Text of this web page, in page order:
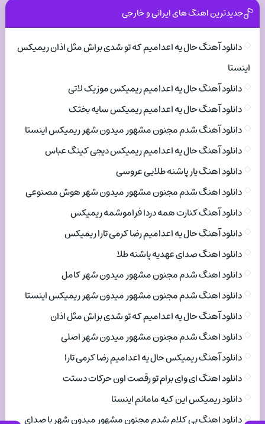
جدیدترین اهنگ های ایرانی و خارجی
دانلود آهنگ حال یه اعدامیم که تو شدی براش مثل اذان ریمیکس
اینستا
دانلود آهنگ حال یه اعدامیم ریمیکس موزیک لاتی
دانلود آهنگ حال یه اعدامیم ریمیکس سایه بختک
دانلود آهنگ شدم مجنون مشهور میدون شهر ریمیکس اینستا
دانلود آهنگ حال یه اعدامیم ریمیکس دیجی کینگ عباس
دانلود اهنگ یار پاشنه طلایی عروسی
دانلود اهنگ شدم مجنون مشهور میدون شهر هوش مصنوعی
دانلود آهنگ کنارت همه دردا فراموشمه ریمیکس
دانلود آهنگ حال یه اعدامیم رضا کرمی تارا ریمیکس
دانلود اهنگ صدای عهدیه پاشنه طلا
دانلود اهنگ شدم مجنون مشهور میدون شهر کامل
دانلود اهنگ شدم مجنون مشهور میدون شهر ریمیکس اینستا
دانلود آهنگ حال یه اعدامیم که تو شدی براش مثل اذان
دانلود اهنگ شدم مجنون مشهور میدون شهر اصلی
دانلود آهنگ ریمیکس حال یه اعدامیم رضا کرمی تارا
دانلود اهنگ ای وای برام تو رقصت اون حرکات دستت
دانلود ریمیکس این کیه مامانم اینستا
دانلود اهنگ بی کلام شدم مجنون مشهور میدون شهر با صدای